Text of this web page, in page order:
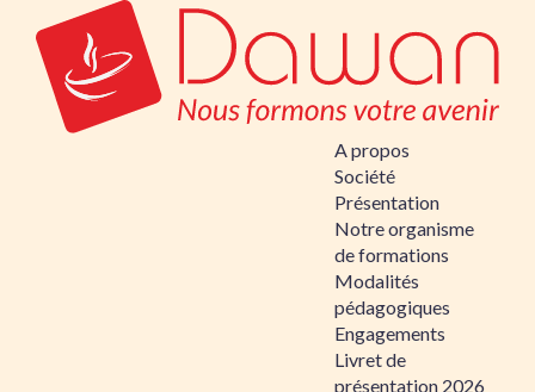
A propos
Société
Présentation
Notre organisme
de formations
Modalités
pédagogiques
Engagements
Livret de
présentation 2026